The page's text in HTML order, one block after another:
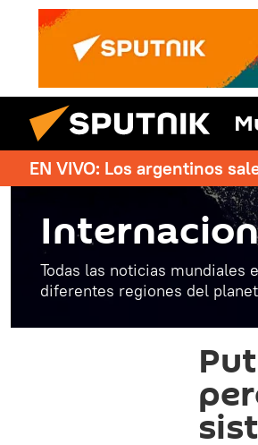
EN VIVO: Los argentinos
Todas las noticias mundiales
diferentes regiones del